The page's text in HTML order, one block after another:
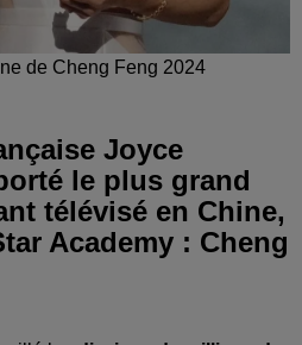
de Cheng Feng 2024
Joyce
le plus grand
télévisé en Chine,
Academy : Cheng